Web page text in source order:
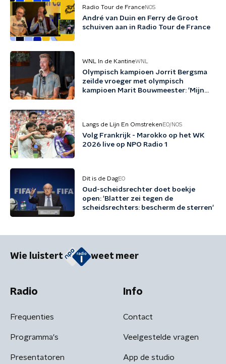
Radio Tour de FranceNOS
André van Duin en Ferry de Groot
schuiven aan in Radio Tour de France
WNL In de KantineWNL
Olympisch kampioen Jorrit Bergsma
zeilde vroeger met olympisch
kampioen Marit Bouwmeester: 'Mijn
Langs de Lijn En Omstreken EO/NOS
Volg Frankrijk - Marokko op het WK
2026 live op NPO Radio 1
Dit is de DagEO
Oud-scheidsrechter doet boekje
open: 'Blatter zei tegen de
scheidsrechters: bescherm de sterren'
Wie luistert weet meer
Radio
Frequenties
Programma's
Presentatoren
Info
Contact
Veelgestelde vragen
App de studio